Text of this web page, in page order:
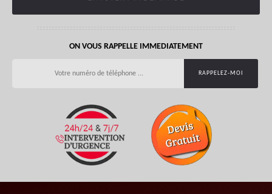
ON VOUS RAPPELLE IMMEDIATEMENT